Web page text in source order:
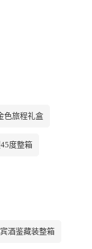
色旅程礼盒
度整箱
酒鉴藏装整箱